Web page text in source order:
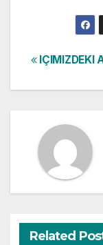
Post
IÇIMIZDEKI
Related